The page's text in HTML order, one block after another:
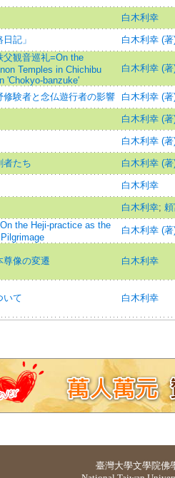
白木利幸
記」
白木利幸 (
父観音巡礼=On the
Temples in Chichibu
'Chokyo-banzuke'
白木利幸 (
修験者と念仏遊行者の影響 白木利幸 (
白木利幸 (
白木利幸 (
者たち 白木利幸 (著
白木利幸
白木利幸;
the Heji-practice as the
白木利幸 (
尊像の変遷 白木利幸
いて 白木利幸
臺灣大學文學院佛